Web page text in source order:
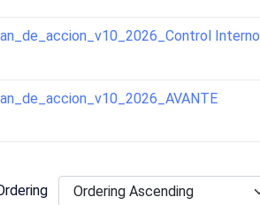
Interno